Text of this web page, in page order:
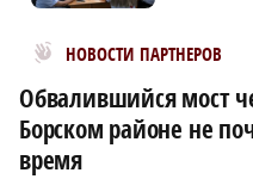
НОВОСТИ ПАРТНЕРОВ
Новости МирТесен
Обвалившийся мост
Борском районе не
время